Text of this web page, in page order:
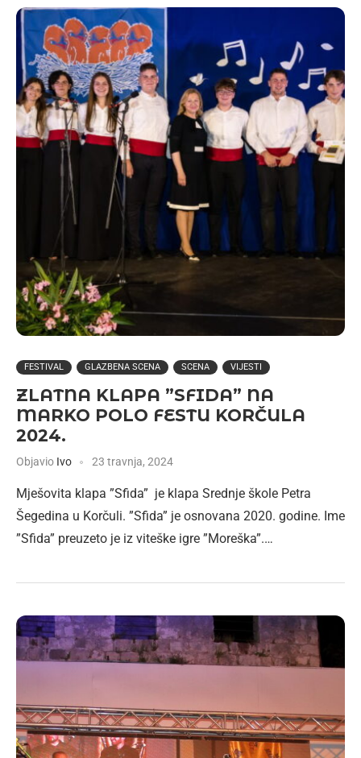
FESTIVAL GLAZBENA SCENA SCENA VIJESTI
ZLATNA KLAPA ”SFIDA” NA
MARKO POLO FESTU KORČULA
2024.
Objavio Ivo 23 travnja, 2024
Mješovita klapa ”Sfida” je klapa Srednje škole Petra
Šegedina u Korčuli. ”Sfida” je osnovana 2020. godine. Ime
”Sfida” preuzeto je iz viteške igre ”Moreška”.…